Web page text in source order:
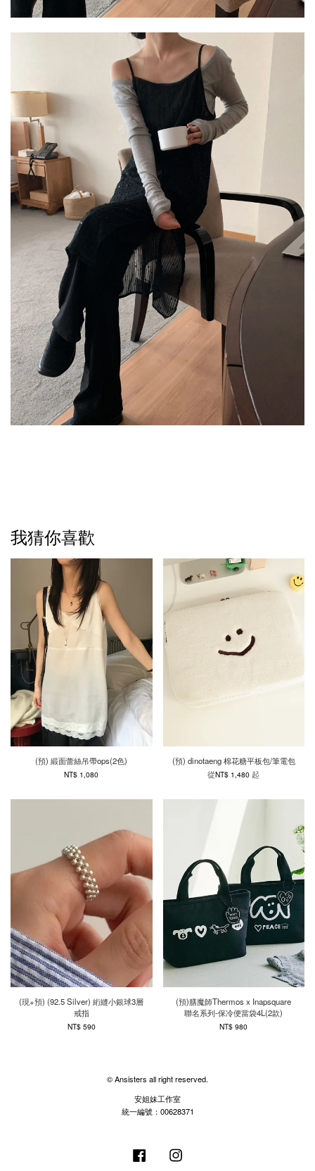
我猜你喜歡
(預) 緞面蕾絲吊帶ops(2色)
NT$ 1,080
(預) dinotaeng 棉花糖平板包/筆電包
從NT$ 1,480起
(現+預) (92.5 Silver) 絎縫小銀球3層
戒指
NT$ 590
(預)膳魔師Thermos x Inapsquare
聯名系列-保冷便當袋4L(2款)
NT$ 980
© Ansisters all right reserved.
安姐妹工作室
統一編號：00628371
Facebook